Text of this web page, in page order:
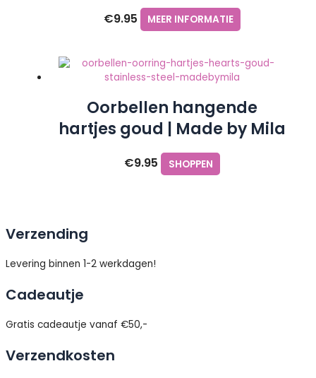
€9.95 MEER INFORMATIE
Oorbellen hangende
hartjes goud | Made by Mila
€9.95 SHOPPEN
Verzending
Levering binnen 1-2 werkdagen!
Cadeautje
Gratis cadeautje vanaf €50,-
Verzendkosten